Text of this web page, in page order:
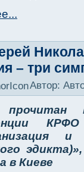
– три
Автор:
прочитан
в Киеве